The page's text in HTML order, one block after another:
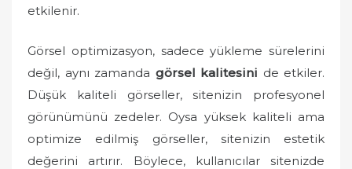
etkilenir.
Görsel optimizasyon, sadece yükleme sürelerini
değil, aynı zamanda görsel kalitesini de etkiler.
Düşük kaliteli görseller, sitenizin profesyonel
görünümünü zedeler. Oysa yüksek kaliteli ama
optimize edilmiş görseller, sitenizin estetik
değerini artırır. Böylece, kullanıcılar sitenizde